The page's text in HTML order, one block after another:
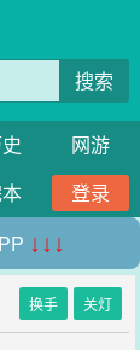
搜索
网游
登录
↓↓↓
换手 关灯